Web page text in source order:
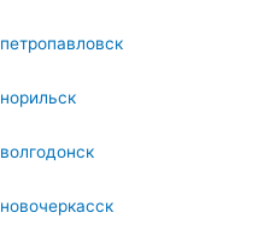
петропавловск
норильск
волгодонск
новочеркасск